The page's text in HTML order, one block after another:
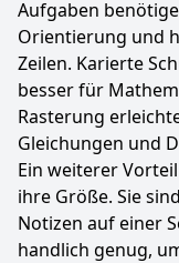
Aufgaben
Orientierung und
Zeilen. Karierte
besser für
Rasterung
Gleichungen und
Ein weiterer
ihre Größe. Sie
Notizen auf einer
handlich genug,